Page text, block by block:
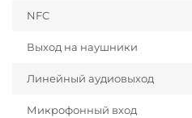
NFC
Выход на наушники
Линейный аудиовыход
Микрофонный вход